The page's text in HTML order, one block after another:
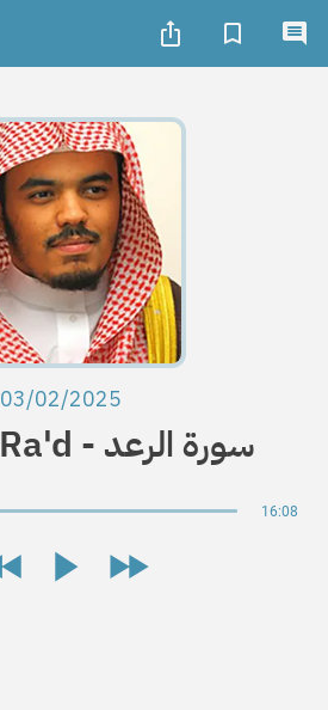
03/02/2025
013-Ar-Ra'd - سورة الرعد
16:08